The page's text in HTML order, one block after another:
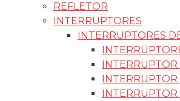
REFLETOR
INTERRUPTORES
INTERRUPTORES